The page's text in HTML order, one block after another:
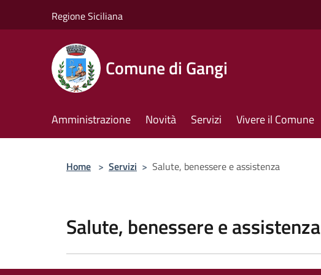
Regione Siciliana
Comune di Gangi
Amministrazione Novità Servizi Vivere il Comune
Home > Servizi > Salute, benessere e assistenza
Salute, benessere e assistenza